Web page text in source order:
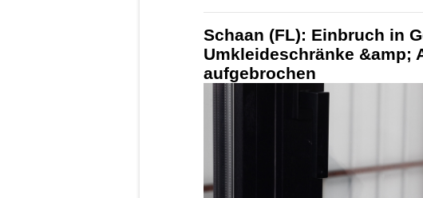
Schaan (FL): Einbruch in
Umkleideschränke &amp;
aufgebrochen